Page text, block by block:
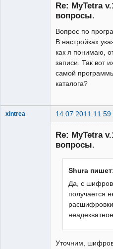
Re: MyTetra
вопросы.
Вопрос по
В настройках
как я понимаю,
записи. Так вот
самой
каталога?
xintrea 14.07.2011
Re: MyTetra
вопросы.
Shura
Да, с
получается
Уточним,